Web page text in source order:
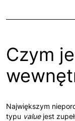
Czym
Największym
typu valuejest